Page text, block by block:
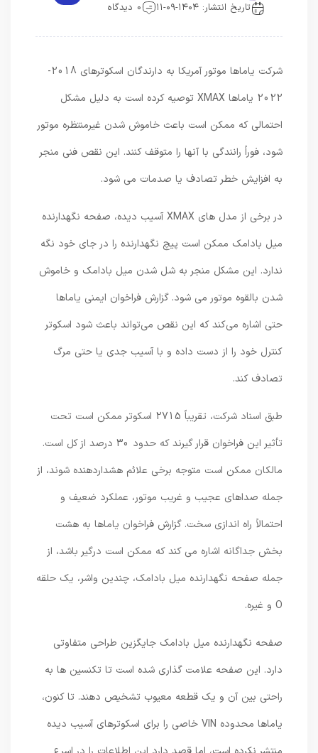
تاریخ انتشار: ۱۴۰۴-۰۹-۱۱
0 دیدگاه
2022 یاماها XMAX توصیه کرده است به دلیل مشکل
احتمالی که ممکن است باعث خاموش شدن غیرمنتظره موتور
شود، فوراً رانندگی با آنها را متوقف کنند. این نقص فنی منجر
به افزایش خطر تصادف یا صدمات می شود.
در برخی از مدل های XMAX آسیب دیده، صفحه نگهدارنده
میل بادامک ممکن است پیچ نگهدارنده را در جای خود نگه
ندارد. این مشکل منجر به شل شدن میل بادامک و خاموش
شدن بالقوه موتور می شود. گزارش فراخوان ایمنی یاماها
حتی اشاره می‌کند که این نقص می‌تواند باعث شود اسکوتر
کنترل خود را از دست داده و با آسیب جدی یا حتی مرگ
تصادف کند.
طبق اسناد شرکت، تقریباً 2715 اسکوتر ممکن است تحت
تأثیر این فراخوان قرار گیرند که حدود 30 درصد از کل است.
مالکان ممکن است متوجه برخی علائم هشداردهنده شوند، از
جمله صداهای عجیب و غریب موتور، عملکرد ضعیف و
احتمالاً راه اندازی سخت. گزارش فراخوان یاماها به هشت
بخش جداگانه اشاره می کند که ممکن است درگیر باشد، از
جمله صفحه نگهدارنده میل بادامک، چندین واشر، یک حلقه
صفحه نگهدارنده میل بادامک جایگزین طراحی متفاوتی
دارد. این صفحه علامت گذاری شده است تا تکنسین ها به
راحتی بین آن و یک قطعه معیوب تشخیص دهند. تا کنون،
یاماها محدوده VIN خاصی را برای اسکوترهای آسیب دیده